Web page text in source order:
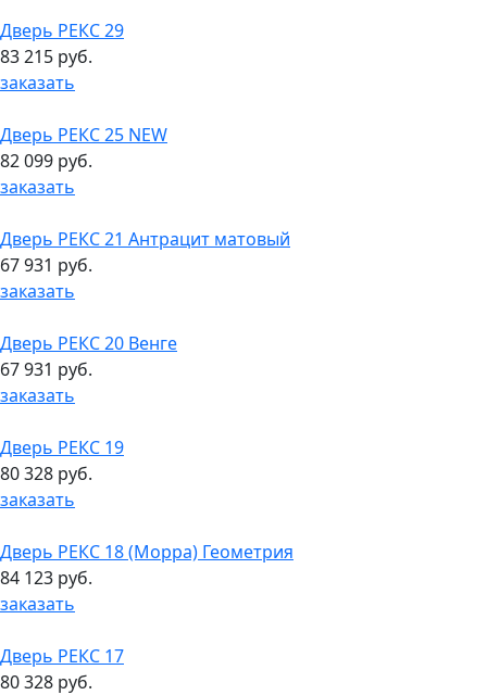
Дверь РЕКС 29
83 215 руб.
заказать
Дверь РЕКС 25 NEW
82 099 руб.
заказать
Дверь РЕКС 21 Антрацит матовый
67 931 руб.
заказать
Дверь РЕКС 20 Венге
67 931 руб.
заказать
Дверь РЕКС 19
80 328 руб.
заказать
Дверь РЕКС 18 (Морра) Геометрия
84 123 руб.
заказать
Дверь РЕКС 17
80 328 руб.